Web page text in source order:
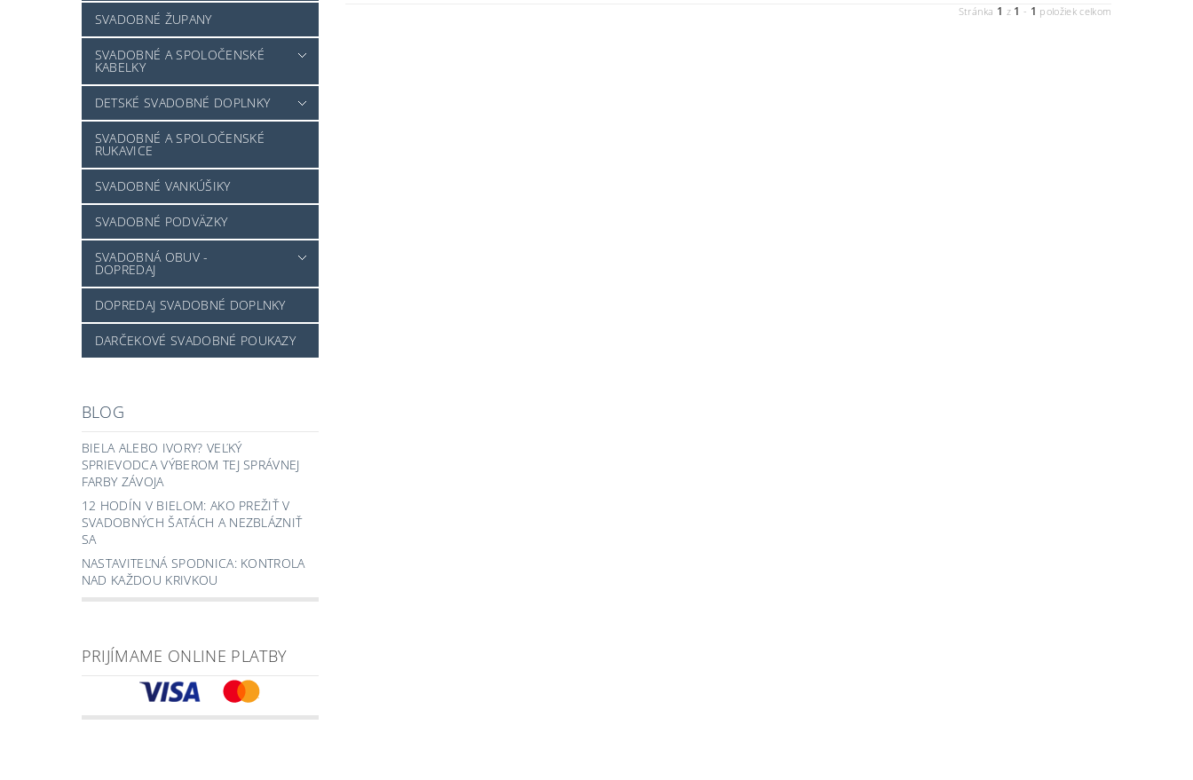
SVADOBNÉ ŽUPANY
SVADOBNÉ A SPOLOČENSKÉ
KABELKY
DETSKÉ SVADOBNÉ DOPLNKY
SVADOBNÉ A SPOLOČENSKÉ
RUKAVICE
SVADOBNÉ VANKÚŠIKY
SVADOBNÉ PODVÄZKY
SVADOBNÁ OBUV -
DOPREDAJ
DOPREDAJ SVADOBNÉ DOPLNKY
DARČEKOVÉ SVADOBNÉ POUKAZY
BLOG
BIELA ALEBO IVORY? VEĽKÝ
SPRIEVODCA VÝBEROM TEJ SPRÁVNEJ
FARBY ZÁVOJA
12 HODÍN V BIELOM: AKO PREŽIŤ V
SVADOBNÝCH ŠATÁCH A NEZBLÁZNIŤ
SA
NASTAVITEĽNÁ SPODNICA: KONTROLA
NAD KAŽDOU KRIVKOU
PRIJÍMAME ONLINE PLATBY
Stránka 1 z 1 - 1 položiek celkom